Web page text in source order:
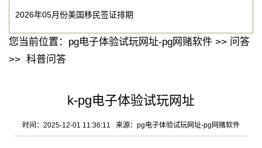
2026年05月份美国移民签证排期
您当前位置： pg电子体验试玩网址-pg网赌软件 >> 问答
>> 科普问答
k-pg电子体验试玩网址
时间：2025-12-01 11:36:11 来源： pg电子体验试玩网址-pg网赌软件